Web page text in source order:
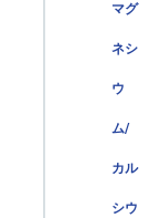
マグ
ネシ
ウ
ム/
カル
シウ